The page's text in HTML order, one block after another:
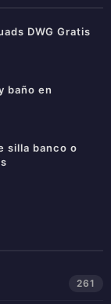
DWG Gratis
baño en
silla banco o
261